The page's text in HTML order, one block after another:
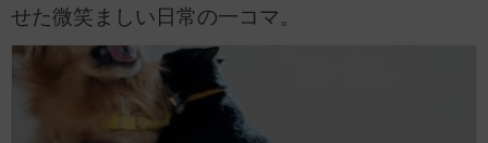
せた微笑ましい日常の一コマ。